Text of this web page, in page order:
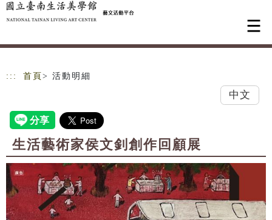
跳到主要內容
網站導覽
::: 首頁 > 活動明細
中文
生活藝術家侯文釗創作回顧展